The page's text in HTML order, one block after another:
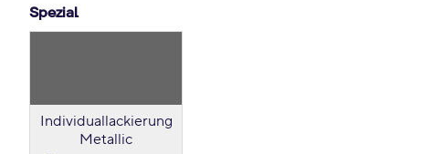
Spezial
Individuallackierung
Metallic